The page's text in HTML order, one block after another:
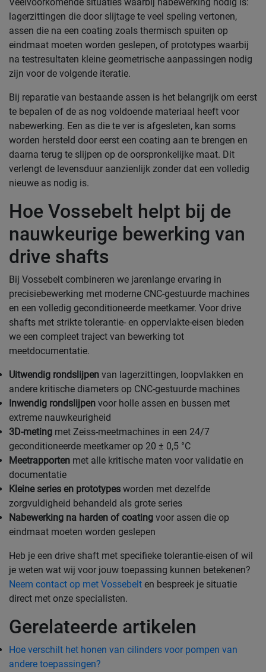
lagerzittingen die door slijtage te veel speling vertonen,
assen die na een coating zoals thermisch spuiten op
eindmaat moeten worden geslepen, of prototypes waarbij
na testresultaten kleine geometrische aanpassingen nodig
zijn voor de volgende iteratie.
Bij reparatie van bestaande assen is het belangrijk om eerst
te bepalen of de as nog voldoende materiaal heeft voor
nabewerking. Een as die te ver is afgesleten, kan soms
worden hersteld door eerst een coating aan te brengen en
daarna terug te slijpen op de oorspronkelijke maat. Dit
verlengt de levensduur aanzienlijk zonder dat een volledig
nieuwe as nodig is.
Hoe Vossebelt helpt bij de
nauwkeurige bewerking van
drive shafts
Bij Vossebelt combineren we jarenlange ervaring in
precisiebewerking met moderne CNC-gestuurde machines
en een volledig geconditioneerde meetkamer. Voor drive
shafts met strikte tolerantie- en oppervlakte-eisen bieden
we een compleet traject van bewerking tot
meetdocumentatie.
Uitwendig rondslijpen van lagerzittingen, loopvlakken en
andere kritische diameters op CNC-gestuurde machines
Inwendig rondslijpen voor holle assen en bussen met
extreme nauwkeurigheid
3D-meting met Zeiss-meetmachines in een 24/7
geconditioneerde meetkamer op 20 ± 0,5 °C
Meetrapporten met alle kritische maten voor validatie en
documentatie
Kleine series en prototypes worden met dezelfde
zorgvuldigheid behandeld als grote series
Nabewerking na harden of coating voor assen die op
eindmaat moeten worden geslepen
Heb je een drive shaft met specifieke tolerantie-eisen of wil
je weten wat wij voor jouw toepassing kunnen betekenen?
Neem contact op met Vossebelt en bespreek je situatie
direct met onze specialisten.
Gerelateerde artikelen
Hoe verschilt het honen van cilinders voor pompen van
andere toepassingen?